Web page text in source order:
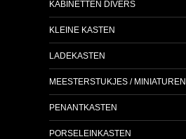
KABINETTEN DIVERS
KLEINE KASTEN
LADEKASTEN
MEESTERSTUKJES / MINIATUREN
PENANTKASTEN
PORSELEINKASTEN